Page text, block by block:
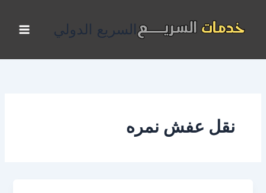
المحتوى
السريع الدولي
نقل عفش نمره